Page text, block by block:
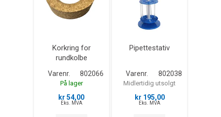
Korkring for
rundkolbe
Varenr. 802066
På lager
kr 54,00
Eks. MVA
Pipettestativ
Varenr. 802038
Midlertidig utsolgt
kr 195,00
Eks. MVA